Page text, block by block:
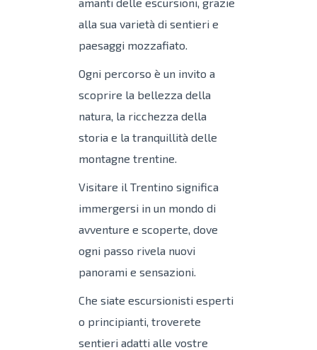
alla sua varietà di sentieri e
paesaggi mozzafiato.
Ogni percorso è un invito a
scoprire la bellezza della
natura, la ricchezza della
storia e la tranquillità delle
montagne trentine.
Visitare il Trentino significa
immergersi in un mondo di
avventure e scoperte, dove
ogni passo rivela nuovi
panorami e sensazioni.
Che siate escursionisti esperti
o principianti, troverete
sentieri adatti alle vostre